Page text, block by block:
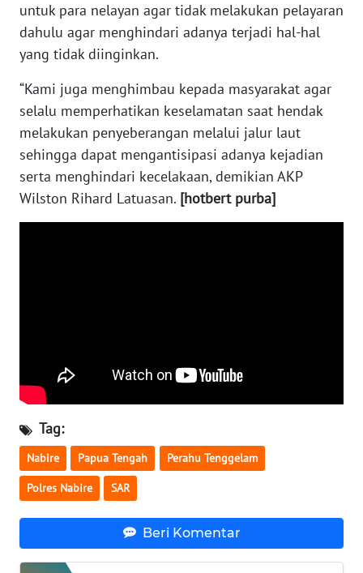
untuk para nelayan agar tidak melakukan pelayaran
dahulu agar menghindari adanya terjadi hal-hal
yang tidak diinginkan.
“Kami juga menghimbau kepada masyarakat agar
selalu memperhatikan keselamatan saat hendak
melakukan penyeberangan melalui jalur laut
sehingga dapat mengantisipasi adanya kejadian
serta menghindari kecelakaan, demikian AKP
Wilston Rihard Latuasan. [hotbert purba]
Tag:
Nabire Papua Tengah Perahu Tenggelam
Polres Nabire SAR
Beri Komentar
WN
SULTRA
WN
NTB
SULTENG
WN
SULBAR
WN
SUMSEL
WN
BENGKULU
WN
LAMPUNG
WN